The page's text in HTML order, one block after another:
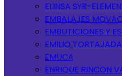
ELINSA SYR-
EMBALAJES
EMBUTICIONES Y
EMILIO TORTAJADA
EMUCA
ENRIQUE RINCON